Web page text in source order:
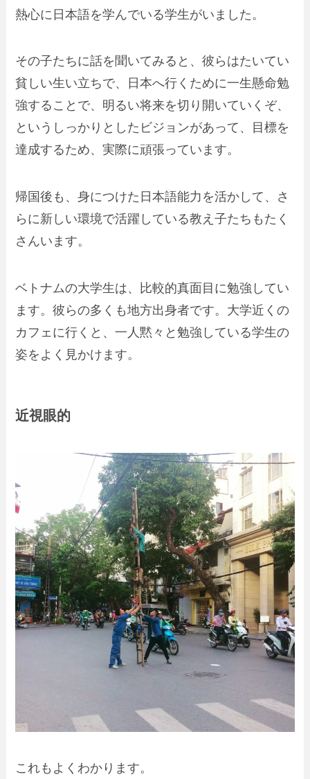
熱心に日本語を学んでいる学生がいました。
その子たちに話を聞いてみると、彼らはたいてい
貧しい生い立ちで、日本へ行くために一生懸命勉
強することで、明るい将来を切り開いていくぞ、
というしっかりとしたビジョンがあって、目標を
達成するため、実際に頑張っています。
帰国後も、身につけた日本語能力を活かして、さ
らに新しい環境で活躍している教え子たちもたく
さんいます。
ベトナムの大学生は、比較的真面目に勉強してい
ます。彼らの多くも地方出身者です。大学近くの
カフェに行くと、一人黙々と勉強している学生の
姿をよく見かけます。
近視眼的
これもよくわかります。